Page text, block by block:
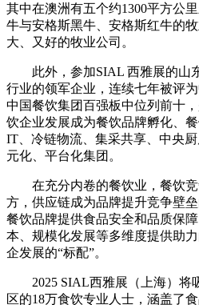
其中在澳洲有五个约1300平方公
牛与安格斯黑牛、安格斯红牛的
大、又好的牧业公司。
此外，参加SIAL 西雅展的山
行业的领军企业，连续七年被评
中国餐饮集团百强板中位列前十
饮企业发展成为餐饮品牌孵化、
IT、冷链物流、集采共享、中央
元化、平台化集团。
在充分内卷的餐饮业，餐饮竞
方，供应链成为品牌提升竞争壁
餐饮品牌提供食品安全和品质保
本、规模化发展等多维度提供助
企发展的“标配”。
2025 SIAL西雅展（上海）将
区的18万食饮专业人士，涵盖了